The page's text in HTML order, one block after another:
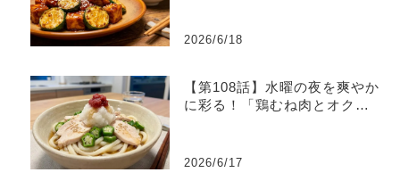
2026/6/18
【第108話】水曜の夜を爽やか
に彩る！「鶏むね肉とオクラ
2026/6/17